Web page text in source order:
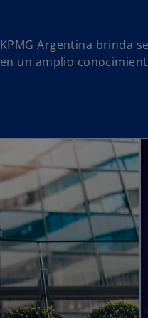
KPMG Argentina brinda
en un amplio